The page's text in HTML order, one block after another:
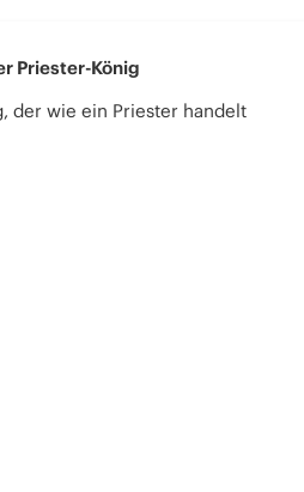
Priester-König
der wie ein Priester handelt